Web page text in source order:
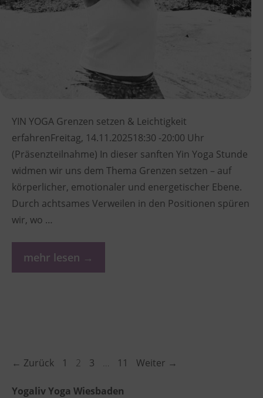
YIN YOGA Grenzen setzen & Leichtigkeit
erfahrenFreitag, 14.11.202518:30 -20:00 Uhr
(Präsenzteilnahme) In dieser sanften Yin Yoga Stunde
widmen wir uns dem Thema Grenzen setzen – auf
körperlicher, emotionaler und energetischer Ebene.
Durch achtsames Verweilen in den Positionen spüren
wir, wo …
mehr lesen →
← Zurück Seite
1 Seite
2 Seite
3 … Seite
11 Weiter →
Yogaliv Yoga Wiesbaden